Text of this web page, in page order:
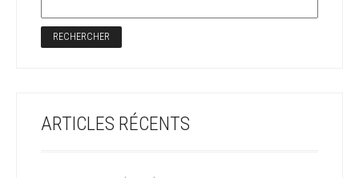
ARTICLES RÉCENTS